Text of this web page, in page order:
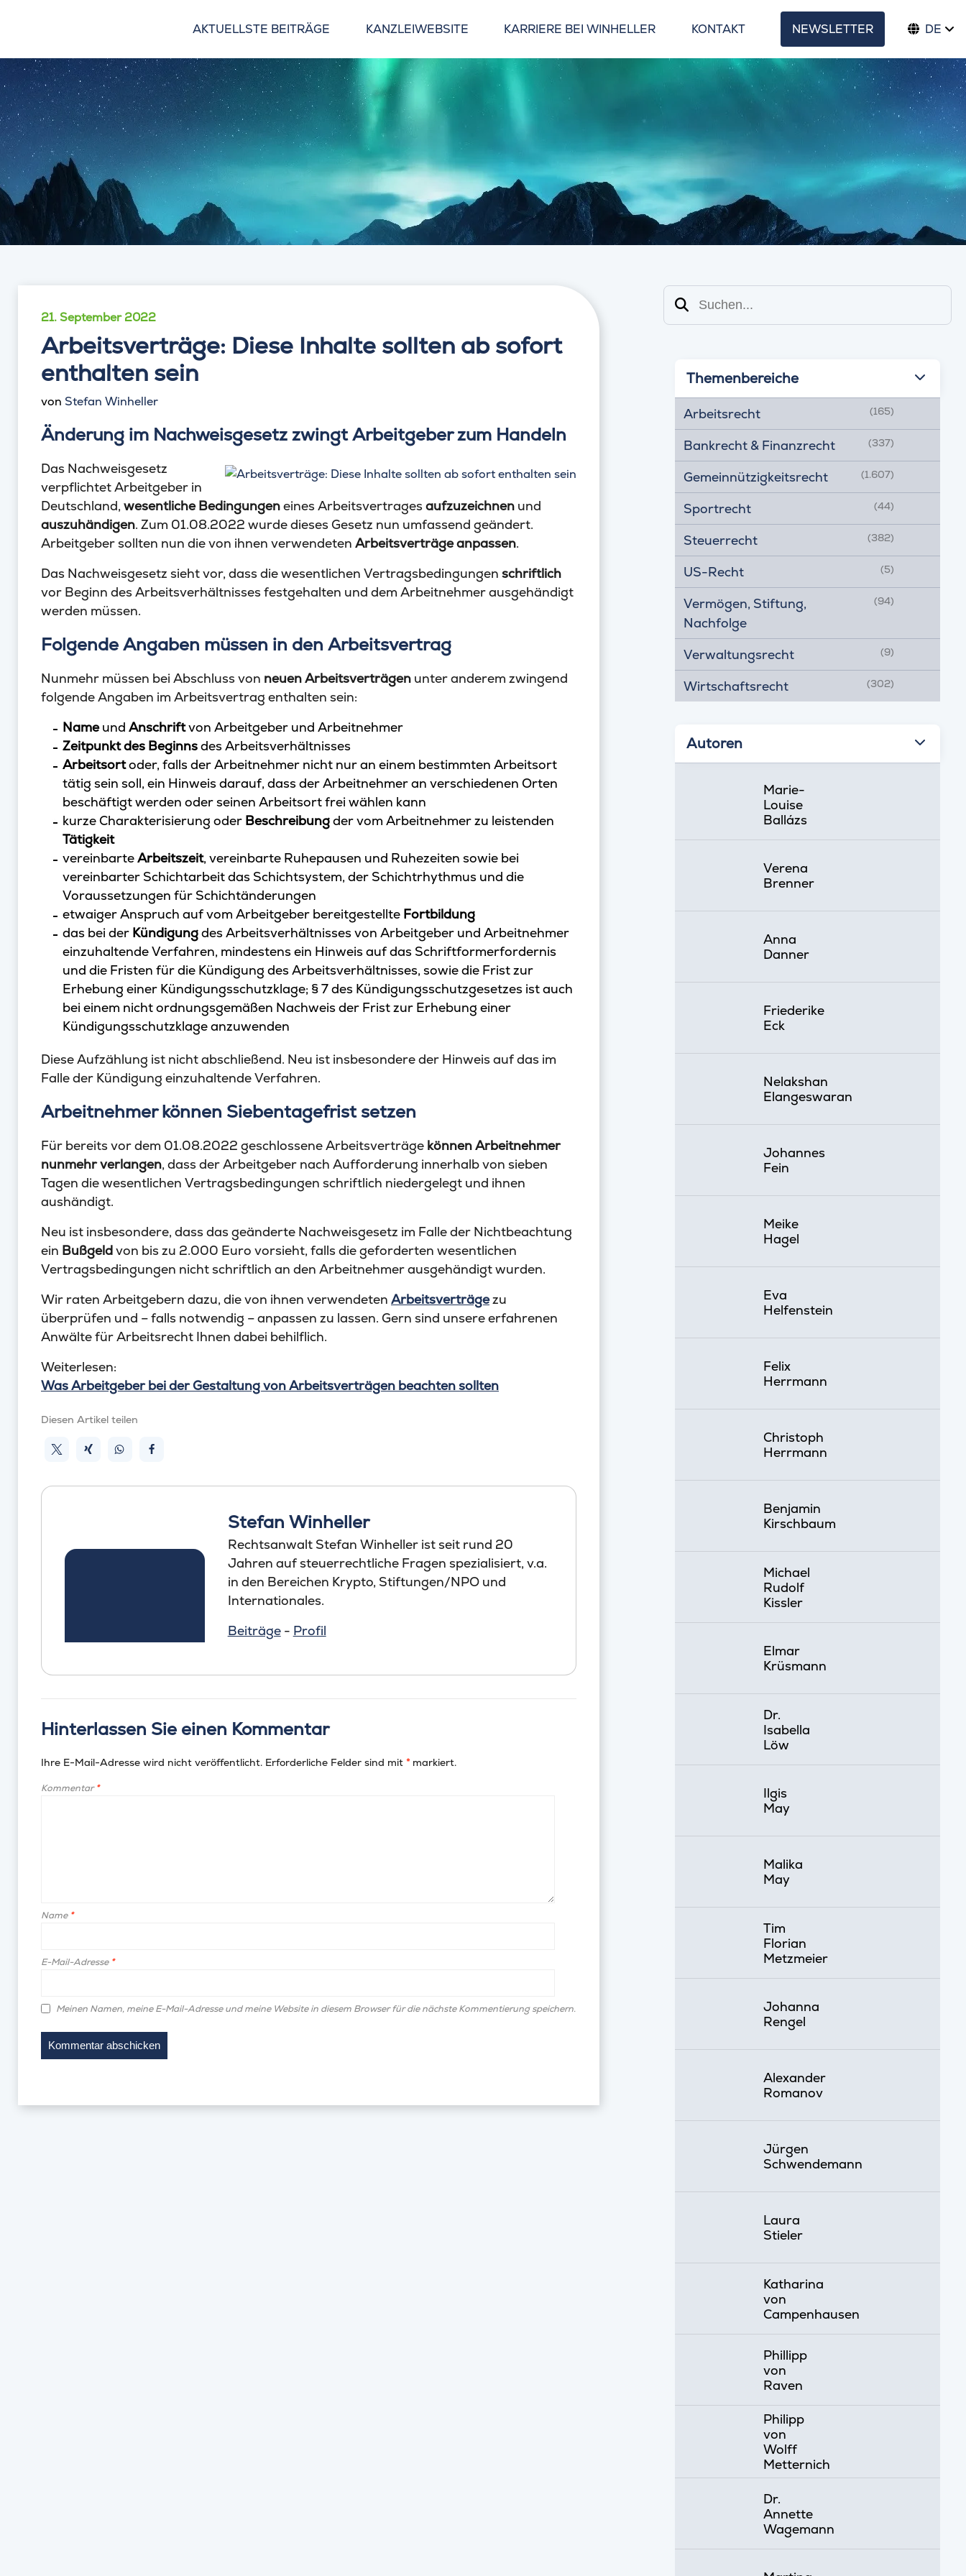
AKTUELLSTE BEITRÄGE KANZLEIWEBSITE KARRIERE BEI WINHELLER KONTAKT NEWSLETTER DE
21. September 2022
Arbeitsverträge: Diese Inhalte sollten ab sofort
enthalten sein
von Stefan Winheller
Änderung im Nachweisgesetz zwingt Arbeitgeber zum Handeln
Das Nachweisgesetz
verpflichtet Arbeitgeber in
Deutschland, wesentliche Bedingungeneines Arbeitsvertragesaufzuzeichnen und
auszuhändigen. Zum 01.08.2022 wurde dieses Gesetz nun umfassend geändert.
Arbeitgeber sollten nun die von ihnen verwendeten Arbeitsverträge anpassen.
Das Nachweisgesetz sieht vor, dass die wesentlichen Vertragsbedingungen schriftlich
vor Beginn des Arbeitsverhältnisses festgehalten und dem Arbeitnehmer ausgehändigt
werden müssen.
Folgende Angaben müssen in den Arbeitsvertrag
Nunmehr müssen bei Abschluss von neuen Arbeitsverträgen unter anderem zwingend
folgende Angaben im Arbeitsvertrag enthalten sein:
Nameund Anschriftvon Arbeitgeber und Arbeitnehmer
Zeitpunkt des Beginnsdes Arbeitsverhältnisses
Arbeitsortoder, falls der Arbeitnehmer nicht nur an einem bestimmten Arbeitsort
tätig sein soll, ein Hinweis darauf, dass der Arbeitnehmer an verschiedenen Orten
beschäftigt werden oder seinen Arbeitsort frei wählen kann
kurze Charakterisierung oder Beschreibungder vom Arbeitnehmer zu leistenden
Tätigkeit
vereinbarteArbeitszeit, vereinbarte Ruhepausen und Ruhezeiten sowie bei
vereinbarter Schichtarbeit das Schichtsystem, der Schichtrhythmus und die
Voraussetzungen für Schichtänderungen
etwaiger Anspruch auf vom Arbeitgeber bereitgestellte Fortbildung
das bei der Kündigungdes Arbeitsverhältnisses von Arbeitgeber und Arbeitnehmer
einzuhaltende Verfahren, mindestens ein Hinweis auf das Schriftformerfordernis
und die Fristen für die Kündigung des Arbeitsverhältnisses, sowie die Frist zur
Erhebung einer Kündigungsschutzklage; § 7 des Kündigungsschutzgesetzes ist auch
bei einem nicht ordnungsgemäßen Nachweis der Frist zur Erhebung einer
Kündigungsschutzklage anzuwenden
Diese Aufzählung ist nicht abschließend. Neu ist insbesondere der Hinweis auf das im
Falle der Kündigung einzuhaltende Verfahren.
Arbeitnehmer können Siebentagefrist setzen
Für bereits vor dem 01.08.2022 geschlossene Arbeitsverträge können Arbeitnehmer
nunmehr verlangen, dass der Arbeitgeber nach Aufforderung innerhalb von sieben
Tagen die wesentlichen Vertragsbedingungen schriftlich niedergelegt und ihnen
aushändigt.
Neu ist insbesondere, dass das geänderte Nachweisgesetz im Falle der Nichtbeachtung
ein Bußgeldvon bis zu 2.000 Euro vorsieht, falls die geforderten wesentlichen
Vertragsbedingungen nicht schriftlich an den Arbeitnehmer ausgehändigt wurden.
Wir raten Arbeitgebern dazu, die von ihnen verwendeten Arbeitsverträgezu
überprüfen und – falls notwendig – anpassen zu lassen. Gern sind unsere erfahrenen
Anwälte für Arbeitsrecht Ihnen dabei behilflich.
Weiterlesen:
Was Arbeitgeber bei der Gestaltung von Arbeitsverträgen beachten sollten
Diesen Artikel teilen
Stefan Winheller
Rechtsanwalt Stefan Winheller ist seit rund 20
Jahren auf steuerrechtliche Fragen spezialisiert, v.a.
in den Bereichen Krypto, Stiftungen/NPO und
Internationales.
Beiträge- Profil
Hinterlassen Sie einen Kommentar
Ihre E-Mail-Adresse wird nicht veröffentlicht. Erforderliche Felder sind mit *markiert.
Kommentar*
Name *
E-Mail-Adresse *
Meinen Namen, meine E-Mail-Adresse und meine Website in diesem Browser für die nächste Kommentierung speichern.
Suchen
Themenbereiche
Arbeitsrecht (165)
Bankrecht & Finanzrecht (337)
Gemeinnützigkeitsrecht (1.607)
Sportrecht (44)
Steuerrecht (382)
US-Recht (5)
Vermögen, Stiftung,
Nachfolge
(94)
Verwaltungsrecht (9)
Wirtschaftsrecht (302)
Autoren
Marie-
Louise
Ballázs
Verena
Brenner
Anna
Danner
Friederike
Eck
Nelakshan
Elangeswaran
Johannes
Fein
Meike
Hagel
Eva
Helfenstein
Felix
Herrmann
Christoph
Herrmann
Benjamin
Kirschbaum
Michael
Rudolf
Kissler
Elmar
Krüsmann
Dr.
Isabella
Löw
Ilgis
May
Malika
May
Tim
Florian
Metzmeier
Johanna
Rengel
Alexander
Romanov
Jürgen
Schwendemann
Laura
Stieler
Katharina
von
Campenhausen
Phillipp
von
Raven
Philipp
von
Wolff
Metternich
Dr.
Annette
Wagemann